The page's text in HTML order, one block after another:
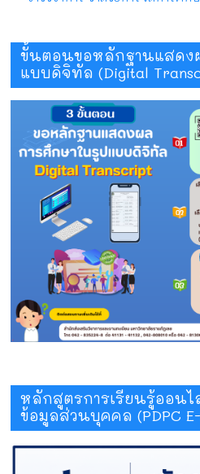
ขั้นตอนขอหลักฐานแสดง
แบบดิจิทัล (Digital
หลักสูตรการเรียนรู้ออน
ข้อมูลส่วนบุคคล (PDPC